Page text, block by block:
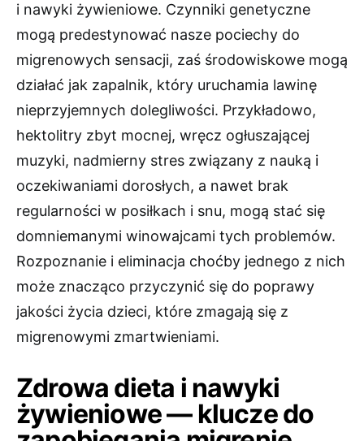
i nawyki żywieniowe. Czynniki genetyczne
mogą predestynować nasze pociechy do
migrenowych sensacji, zaś środowiskowe mogą
działać jak zapalnik, który uruchamia lawinę
nieprzyjemnych dolegliwości. Przykładowo,
hektolitry zbyt mocnej, wręcz ogłuszającej
muzyki, nadmierny stres związany z nauką i
oczekiwaniami dorosłych, a nawet brak
regularności w posiłkach i snu, mogą stać się
domniemanymi winowajcami tych problemów.
Rozpoznanie i eliminacja choćby jednego z nich
może znacząco przyczynić się do poprawy
jakości życia dzieci, które zmagają się z
migrenowymi zmartwieniami.
Zdrowa dieta i nawyki
żywieniowe — klucze do